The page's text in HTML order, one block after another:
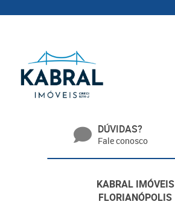
DÚVIDAS?
Fale conosco
KABRAL IMÓVEIS
FLORIANÓPOLIS